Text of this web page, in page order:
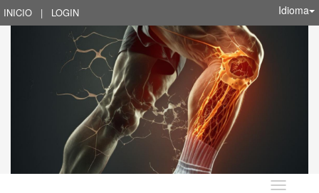
INICIO | LOGIN Idioma
Idioma